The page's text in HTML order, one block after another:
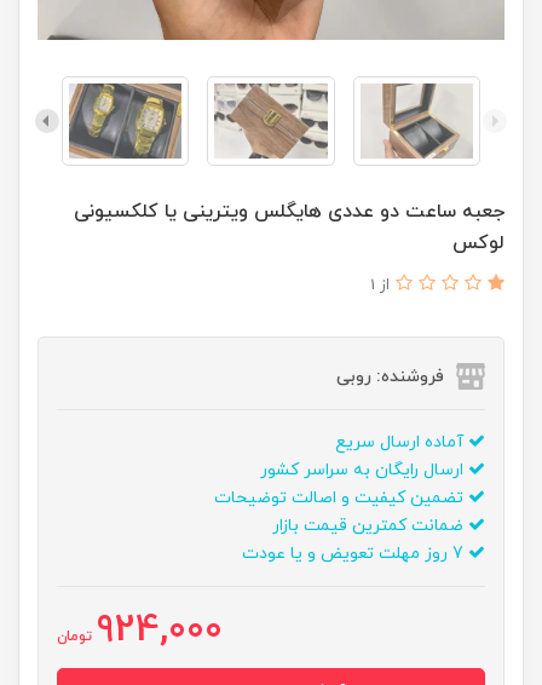
جعبه ساعت دو عددی هایگلس ویترینی یا کلکسیونی
لوکس
از 1
فروشنده: روبی
آماده ارسال سریع
ارسال رایگان به سراسر کشور
تضمین کیفیت و اصالت توضیحات
ضمانت کمترین قیمت بازار
924,000 تومان